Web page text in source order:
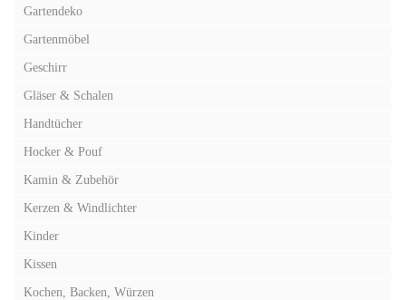
Gartendeko
Gartenmöbel
Geschirr
Gläser & Schalen
Handtücher
Hocker & Pouf
Kamin & Zubehör
Kerzen & Windlichter
Kinder
Kissen
Kochen, Backen, Würzen